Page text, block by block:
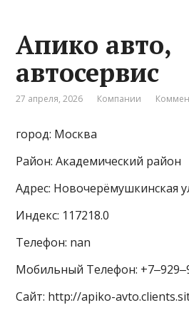
Апико авто,
автосервис
27 апреля, 2026 Компании
город: Москва
Район: Академический район
Адрес: Новочерёмушкинская
Индекс: 117218.0
Телефон: nan
Мобильный Телефон:
Сайт: http://apiko-